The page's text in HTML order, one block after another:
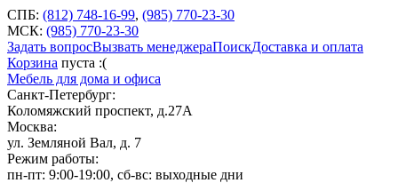
СПБ: (812) 748-16-99, (985) 770-23-30
МСК: (985) 770-23-30
Задать вопросВызвать менеджераПоискДоставка и оплата
Корзина пуста :(
Мебель для дома и офиса
Санкт-Петербург:
Коломяжский проспект, д.27А
Москва:
ул. Земляной Вал, д. 7
Режим работы:
пн-пт: 9:00-19:00, сб-вс: выходные дни